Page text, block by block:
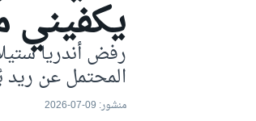
موتو جي بي
يكفيني
رفض أندريا
المحتمل عن ريد
منشور: 09-07-2026